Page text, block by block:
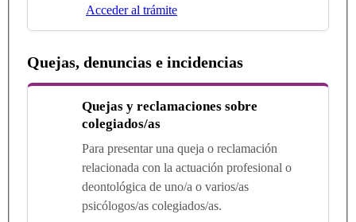
Acceder al trámite
Quejas, denuncias e incidencias
Quejas y reclamaciones sobre
colegiados/as
Para presentar una queja o reclamación
relacionada con la actuación profesional o
deontológica de uno/a o varios/as
psicólogos/as colegiados/as.